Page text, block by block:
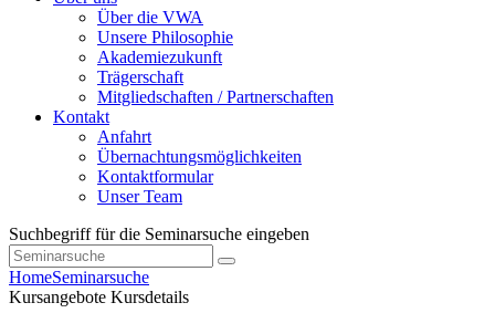
Über die VWA
Unsere Philosophie
Akademiezukunft
Trägerschaft
Mitgliedschaften / Partnerschaften
Kontakt
Anfahrt
Übernachtungsmöglichkeiten
Kontaktformular
Unser Team
Suchbegriff für die Seminarsuche eingeben
HomeSeminarsuche
Kursangebote Kursdetails